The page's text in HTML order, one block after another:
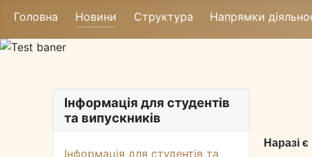
Головна Новини Структура Напрямки
Інформація для студентів
та випускників
Інформація для студентів та
Наразі є